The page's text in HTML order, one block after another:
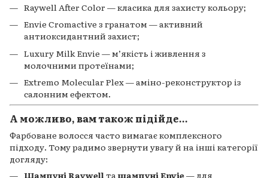
Raywell After Color — класика для захисту кольору;
Envie Cromactive з гранатом — активний
антиоксидантний захист;
Luxury Milk Envie — м’якість і живлення з
молочними протеїнами;
Extremo Molecular Plex — аміно-реконструктор із
салонним ефектом.
А можливо, вам також підійде...
Фарбоване волосся часто вимагає комплексного
підходу. Тому радимо звернути увагу й на інші категорії
догляду:
Шампуні Raywellташампуні Envie— для